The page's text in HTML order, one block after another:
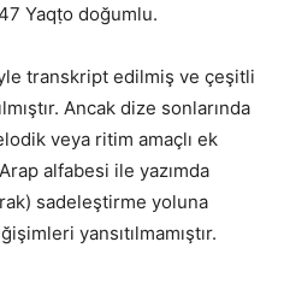
Yaqṭo doğumlu.
transkript edilmiş ve çeşitli
Ancak dize sonlarında
veya ritim amaçlı ek
alfabesi ile yazımda
sadeleştirme yoluna
yansıtılmamıştır.